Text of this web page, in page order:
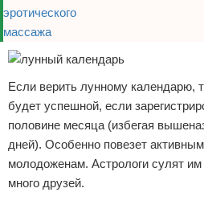
Если верить лунному календарю,
будет успешной, если
половине месяца (избегая
дней). Особенно повезет
молодоженам. Астрологи сулят
много друзей.